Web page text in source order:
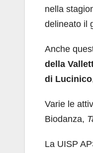
nella
delineato il
Anche
della
di Lucinico
Varie le
Biodanza,
La UISP